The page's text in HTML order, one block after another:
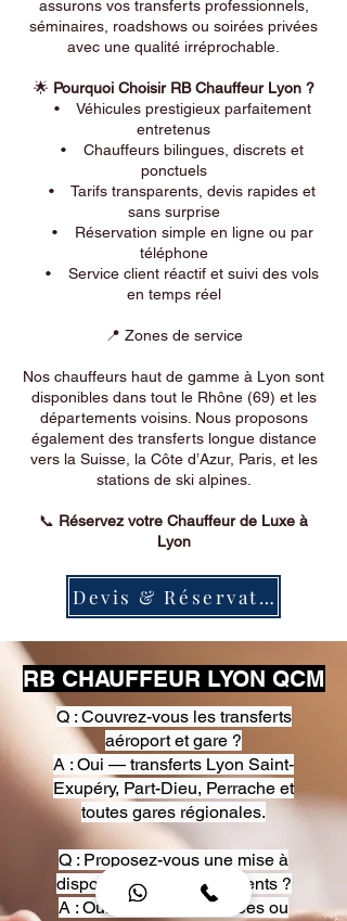
assurons vos transferts professionnels,
séminaires, roadshows ou soirées privées
avec une qualité irréprochable.
🌟 Pourquoi Choisir RB Chauffeur Lyon ?
• Véhicules prestigieux parfaitement
entretenus
• Chauffeurs bilingues, discrets et
ponctuels
• Tarifs transparents, devis rapides et
sans surprise
• Réservation simple en ligne ou par
téléphone
• Service client réactif et suivi des vols
en temps réel
📍 Zones de service
Nos chauffeurs haut de gamme à Lyon sont
disponibles dans tout le Rhône (69) et les
départements voisins. Nous proposons
également des transferts longue distance
vers la Suisse, la Côte d’Azur, Paris, et les
stations de ski alpines.
📞 Réservez votre Chauffeur de Luxe à
Lyon
Devis & Réservation
RB CHAUFFEUR LYON QCM
Q : Couvrez-vous les transferts
aéroport et gare ?
A : Oui — transferts Lyon Saint-
Exupéry, Part-Dieu, Perrache et
toutes gares régionales.
Q : Proposez-vous une mise à
disposition pour événements ?
A : Oui — heures, journées ou